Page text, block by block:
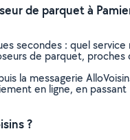
de parquet à
secondes : quel
de parquet,
la messagerie
en ligne, en
?